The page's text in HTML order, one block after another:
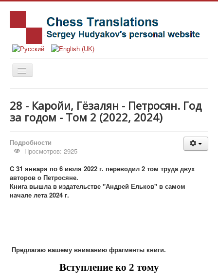
Книги
Статьи
Заметки
Издательства
28 - Каройи, Гёзалян - Петросян. Год
за годом - Том 2 (2022, 2024)
Подробности
Просмотров: 2925
C 31 января по 6 июля 2022 г. переводил 2 том труда двух
авторов о Петросяне.
Книга вышла в издательстве "Андрей Ельков" в самом
начале лета 2024 г.
Предлагаю вашему вниманию фрагменты книги.
Вступление ко 2 тому